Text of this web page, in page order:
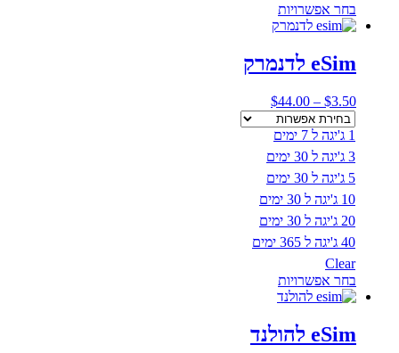
בחר אפשרויות
זה
מספר
סוגים.
לבחור
את
האפשרויות
בעמוד
eSim לדנמרק
$3.50
–
$44.00 טווח
מחירים:
1 ג'יגה ל 7 ימים
3 ג'יגה ל 30 ימים
5 ג'יגה ל 30 ימים
10 ג'יגה ל 30 ימים
20 ג'יגה ל 30 ימים
40 ג'יגה ל 365 ימים
Clear
בחר אפשרויות
זה
מספר
סוגים.
eSim להולנד